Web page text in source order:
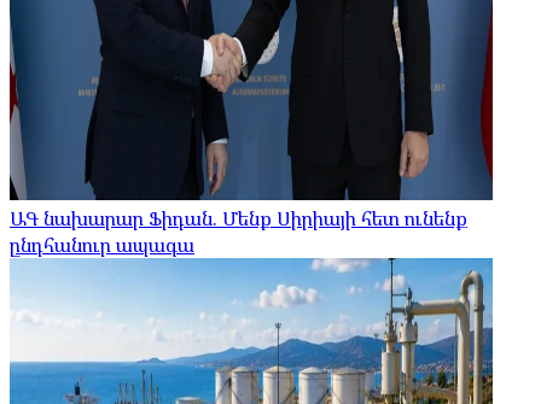
ԱԳ նախարար Ֆիդան. Մենք Սիրիայի հետ ունենք
ընդհանուր ապագա